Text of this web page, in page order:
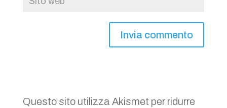
Questo sito utilizza Akismet per ridurre